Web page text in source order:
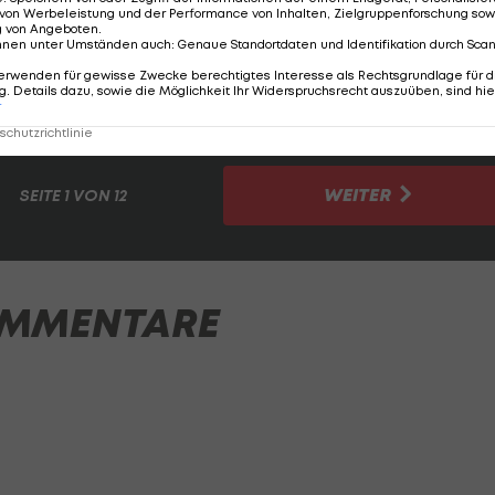
von Sportjournalisten gewählten Elf der Spieler
GAK auch noch Kicker von fünf anderen Klubs.
meisten überzeugt:
SEITE 1 VON 12 WEITER
Werbeleistung und der Performance von Inhalten, Zielgruppenforschung
von Angeboten.
unter Umständen auch: Genaue Standortdaten und Identifikation durch
für gewisse Zwecke berechtigtes Interesse als Rechtsgrundlage für
Details dazu, sowie die Möglichkeit Ihr Widerspruchsrecht auszuüben, sind